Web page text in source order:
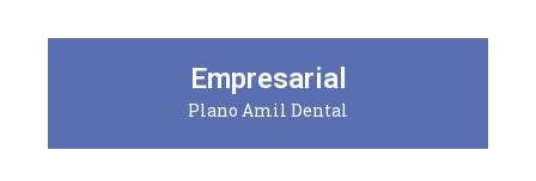
Empresarial
Plano Amil Dental